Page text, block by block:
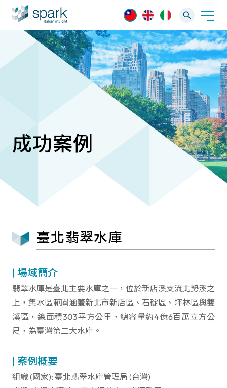
AI VMS 影像管理平台
AI 一站式解決方案
輕量化監控(16-32路)
大範圍監控(64-256路)
技術支援
成功案例
臺北翡翠水庫
| 場域簡介
翡翠水庫是臺北主要水庫之一，位於新店溪支流北勢溪之
上，集水區範圍涵蓋新北市新店區、石碇區、坪林區與雙
溪區，總面積303平方公里，總容量約4億6百萬立方公
尺，為臺灣第二大水庫。
| 案例概要
組織 (國家): 臺北翡翠水庫管理局 (台灣)